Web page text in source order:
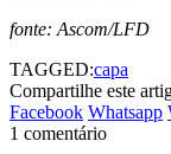
fonte: Ascom/LFD
TAGGED:capa
Compartilhe este
Facebook Whatsapp
1 comentário